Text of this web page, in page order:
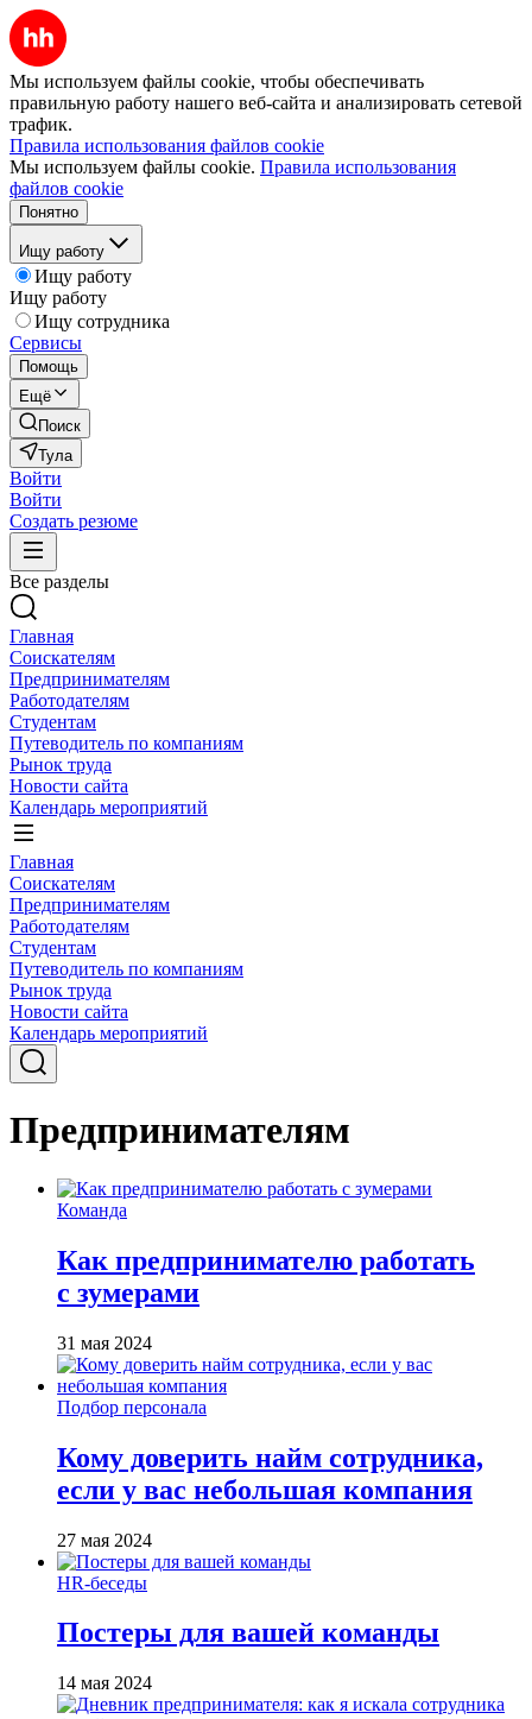
Мы используем файлы cookie, чтобы обеспечивать
правильную работу нашего веб-сайта и анализировать сетевой
трафик.
Правила использования файлов cookie
Мы используем файлы cookie. Правила использования
файлов cookie
Понятно
Ищу работу
Ищу работу
Ищу работу
Ищу сотрудника
Сервисы
Помощь
Ещё
Поиск
Тула
Войти
Войти
Создать резюме
Все разделы
Главная
Соискателям
Предпринимателям
Работодателям
Студентам
Путеводитель по компаниям
Рынок труда
Новости сайта
Календарь мероприятий
Главная
Соискателям
Предпринимателям
Работодателям
Студентам
Путеводитель по компаниям
Рынок труда
Новости сайта
Календарь мероприятий
Предпринимателям
Команда
Как предпринимателю работать
с зумерами
31 мая 2024
Подбор персонала
Кому доверить найм сотрудника,
если у вас небольшая компания
27 мая 2024
HR-беседы
Постеры для вашей команды
14 мая 2024